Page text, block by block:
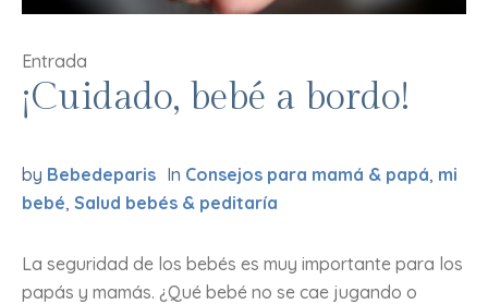
Entrada
¡Cuidado, bebé a bordo!
by Bebedeparis In Consejos para mamá & papá, mi
bebé, Salud bebés & peditaría
La seguridad de los bebés es muy importante para los
papás y mamás. ¿Qué bebé no se cae jugando o